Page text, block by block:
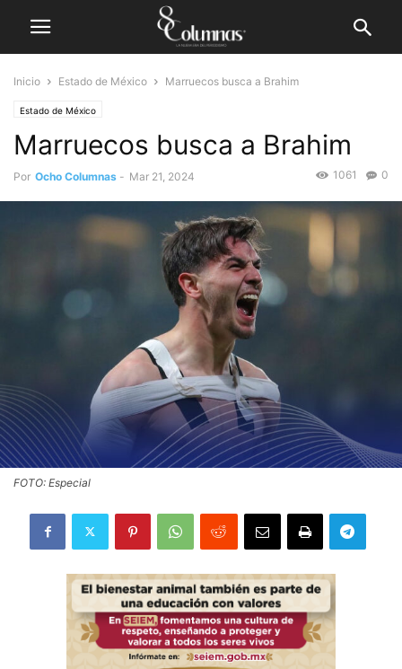
Inicio Estado de México Marruecos busca a Brahim
Estado de México
Marruecos busca a Brahim
Por Ocho Columnas - Mar 21, 2024 0
1061
FOTO: Especial